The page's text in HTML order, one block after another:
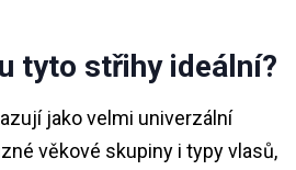
tyto střihy ideální?
jako velmi univerzální
věkové skupiny i typy vlasů,